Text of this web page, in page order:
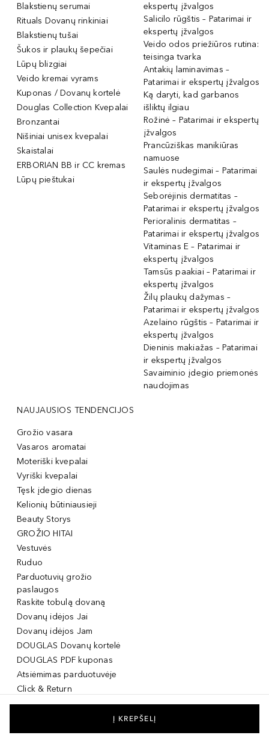
Blakstienų serumai
Rituals Dovanų rinkiniai
Blakstienų tušai
Šukos ir plaukų šepečiai
Lūpų blizgiai
Veido kremai vyrams
Kuponas / Dovanų kortelė
Douglas Collection Kvepalai
Bronzantai
Nišiniai unisex kvepalai
Skaistalai
ERBORIAN BB ir CC kremas
Lūpų pieštukai
ekspertų įžvalgos
Salicilo rūgštis – Patarimai ir
ekspertų įžvalgos
Veido odos priežiūros rutina:
teisinga tvarka
Antakių laminavimas –
Patarimai ir ekspertų įžvalgos
Ką daryti, kad garbanos
išliktų ilgiau
Rožinė – Patarimai ir ekspertų
įžvalgos
Prancūziškas manikiūras
namuose
Saulės nudegimai – Patarimai
ir ekspertų įžvalgos
Seborėjinis dermatitas –
Patarimai ir ekspertų įžvalgos
Perioralinis dermatitas –
Patarimai ir ekspertų įžvalgos
Vitaminas E – Patarimai ir
ekspertų įžvalgos
Tamsūs paakiai – Patarimai ir
ekspertų įžvalgos
Žilų plaukų dažymas –
Patarimai ir ekspertų įžvalgos
Azelaino rūgštis – Patarimai ir
ekspertų įžvalgos
Dieninis makiažas – Patarimai
ir ekspertų įžvalgos
Savaiminio įdegio priemonės
naudojimas
NAUJAUSIOS TENDENCIJOS
Grožio vasara
Vasaros aromatai
Moteriški kvepalai
Vyriški kvepalai
Tęsk įdegio dienas
Kelionių būtiniausieji
Beauty Storys
GROŽIO HITAI
Vestuvės
Ruduo
Parduotuvių grožio
paslaugos
Raskite tobulą dovaną
Dovanų idėjos Jai
Dovanų idėjos Jam
DOUGLAS Dovanų kortelė
DOUGLAS PDF kuponas
Atsiėmimas parduotuvėje
Click & Return
DOUGLAS Grožio Kortelė
Į KREPŠELĮ